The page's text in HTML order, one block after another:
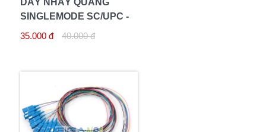
SINGLEMODE SC/UPC -
LC/UPC 3M
35.000 đ 40.000 đ